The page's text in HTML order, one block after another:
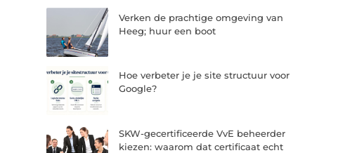
Verken de prachtige omgeving van
Heeg; huur een boot
Hoe verbeter je je site structuur voor
Google?
SKW-gecertificeerde VvE beheerder
kiezen: waarom dat certificaat echt